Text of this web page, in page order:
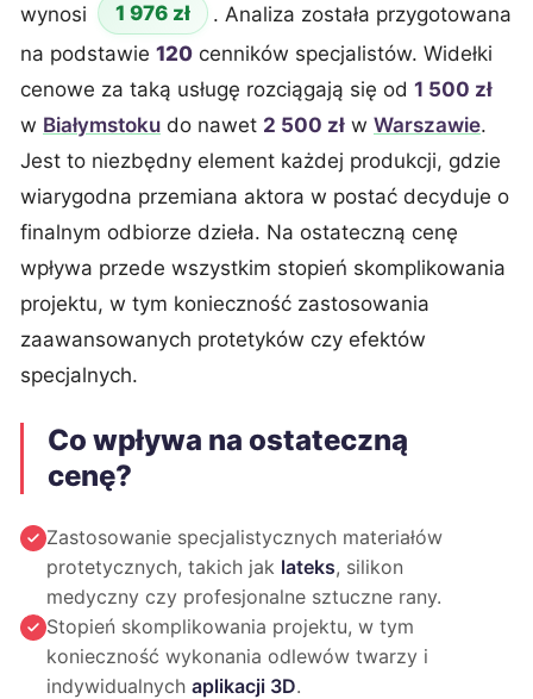
wynosi
1 976 zł
. Analiza została przygotowana
na podstawie 120 cenników specjalistów. Widełki
cenowe za taką usługę rozciągają się od 1 500 zł
w Białymstoku do nawet 2 500 zł w Warszawie.
Jest to niezbędny element każdej produkcji, gdzie
wiarygodna przemiana aktora w postać decyduje o
finalnym odbiorze dzieła. Na ostateczną cenę
wpływa przede wszystkim stopień skomplikowania
projektu, w tym konieczność zastosowania
zaawansowanych protetyków czy efektów
specjalnych.
Co wpływa na ostateczną
cenę?
Zastosowanie specjalistycznych materiałów
protetycznych, takich jak lateks, silikon
medyczny czy profesjonalne sztuczne rany.
Stopień skomplikowania projektu, w tym
konieczność wykonania odlewów twarzy i
indywidualnych aplikacji 3D.